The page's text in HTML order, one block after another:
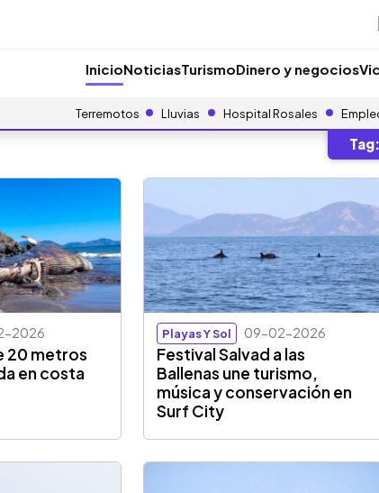
InicioNoticiasTurismoDinero y negocios
Terremotos Lluvias Hospital Rosales
Tag:
2026
20 metros
en costa
Playas Y Sol 09-02-2026
Festival Salvad a las
Ballenas une turismo,
música y conservación en
Surf City